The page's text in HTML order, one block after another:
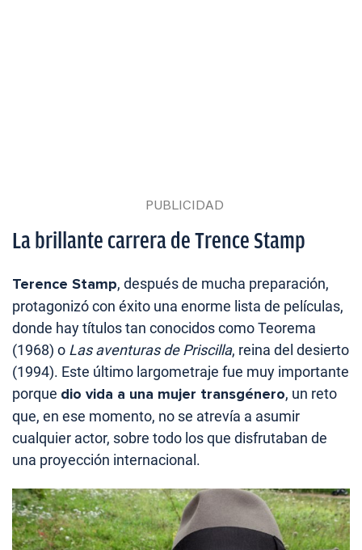
La brillante carrera de Trence Stamp
Terence Stamp, después de mucha preparación,
protagonizó con éxito una enorme lista de películas,
donde hay títulos tan conocidos como Teorema
(1968) o Las aventuras de Priscilla, reina del desierto
(1994). Este último largometraje fue muy importante
porque dio vida a una mujer transgénero, un reto
que, en ese momento, no se atrevía a asumir
cualquier actor, sobre todo los que disfrutaban de
una proyección internacional.